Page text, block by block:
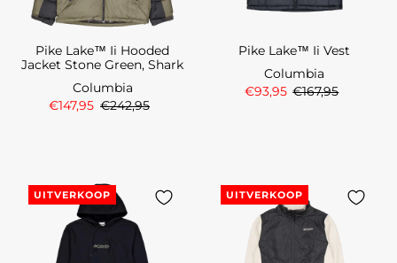
Pike Lake™ Ii Hooded
Jacket Stone Green, Shark
Columbia
€147,95 €242,95
Pike Lake™ Ii Vest
Columbia
€93,95 €167,95
UITVERKOOP UITVERKOOP